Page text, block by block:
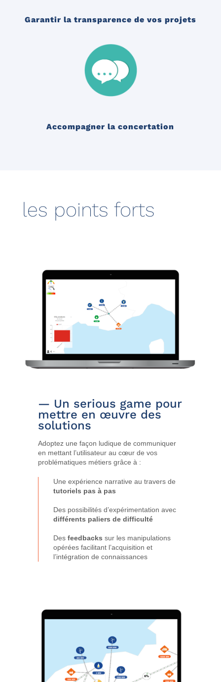
Garantir la transparence de vos projets
Accompagner la concertation
les points forts
— Un serious game pour
mettre en œuvre des
solutions
Adoptez une façon ludique de communiquer
en mettant l’utilisateur au cœur de vos
problématiques métiers grâce à :
Une expérience narrative au travers de
tutoriels pas à pas
Des possibilités d’expérimentation avec
différents paliers de difficulté
Desfeedbacks sur les manipulations
opérées facilitant l’acquisition et
l’intégration de connaissances